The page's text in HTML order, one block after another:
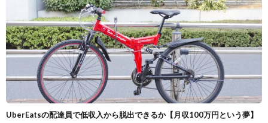
UberEatsの配達員で低収入から脱出できるか【月収100万円という夢】